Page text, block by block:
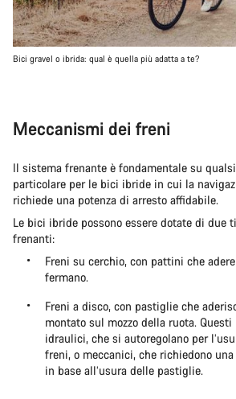
Bici gravel o ibrida: qual è quella più adatta a te?
Meccanismi dei freni
Il sistema frenante è fondamentale su
particolare per le bici ibride in cui la
richiede una potenza di arresto affidabile.
Le bici ibride possono essere dotate di due
frenanti:
Freni su cerchio, con pattini che
fermano.
Freni a disco, con pastiglie che
montato sul mozzo della ruota. Questi
idraulici, che si autoregolano per
freni, o meccanici, che richiedono
in base all’usura delle pastiglie.